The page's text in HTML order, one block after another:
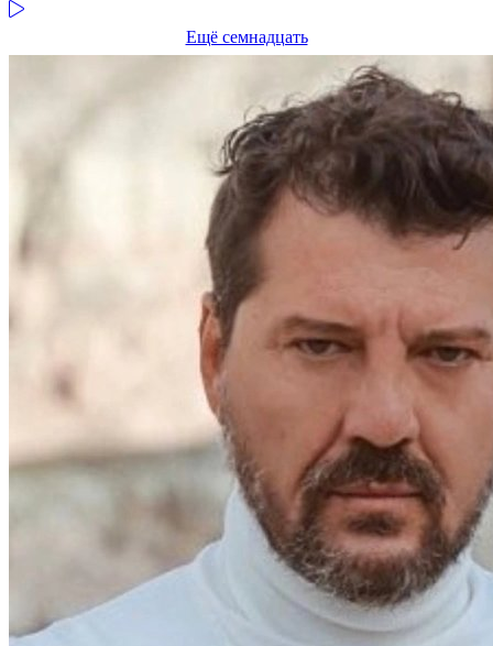
Ещё семнадцать